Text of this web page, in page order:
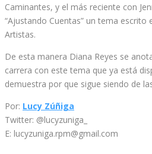
Caminantes, y el más reciente con
“Ajustando Cuentas” un tema
Artistas.
De esta manera Diana Reyes se
carrera con este tema que ya está
demuestra por que sigue siendo de
Por: Lucy Zúñiga
Twitter: @lucyzuniga_
E: lucyzuniga.rpm@gmail.com